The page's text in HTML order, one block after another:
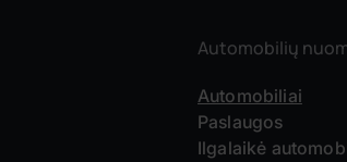
Automobilių
Automobiliai
Paslaugos
Ilgalaikė